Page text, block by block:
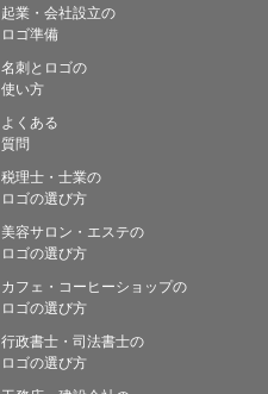
起業・会社設立の
ロゴ準備
名刺とロゴの
使い方
よくある
質問
税理士・士業の
ロゴの選び方
美容サロン・エステの
ロゴの選び方
カフェ・コーヒーショップの
ロゴの選び方
行政書士・司法書士の
ロゴの選び方